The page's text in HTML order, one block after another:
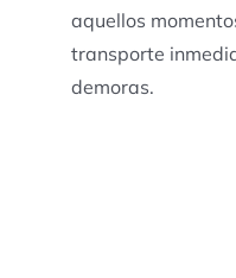
aquellos
transporte
demoras.